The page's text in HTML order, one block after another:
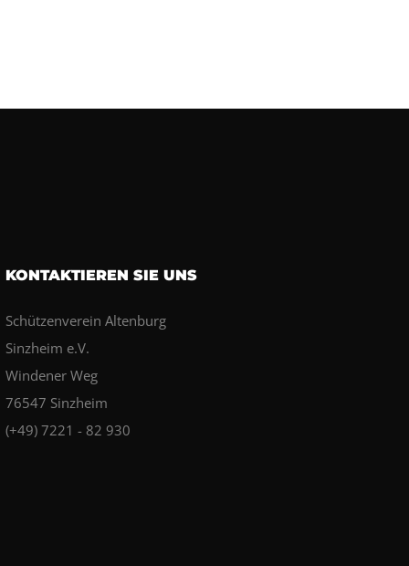
KONTAKTIEREN SIE UNS
Schützenverein Altenburg
Sinzheim e.V.
Windener Weg
76547 Sinzheim
(+49) 7221 - 82 930